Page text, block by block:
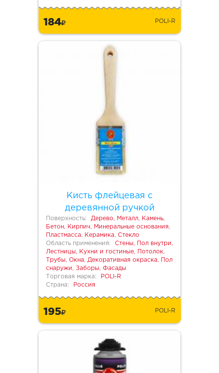
184 POLI-R
Кисть флейцевая с
деревянной ручкой
Поверхность:
Дерево, Металл, Камень,
Бетон, Кирпич, Минеральные основания,
Пластмасса, Керамика, Стекло
Область применения:
Стены, Пол внутри,
Лестницы, Кухни и гостиные, Потолок,
Трубы, Окна, Декоративная окраска, Пол
снаружи, Заборы, Фасады
Торговая марка:
POLI-R
Страна:
Россия
195 POLI-R